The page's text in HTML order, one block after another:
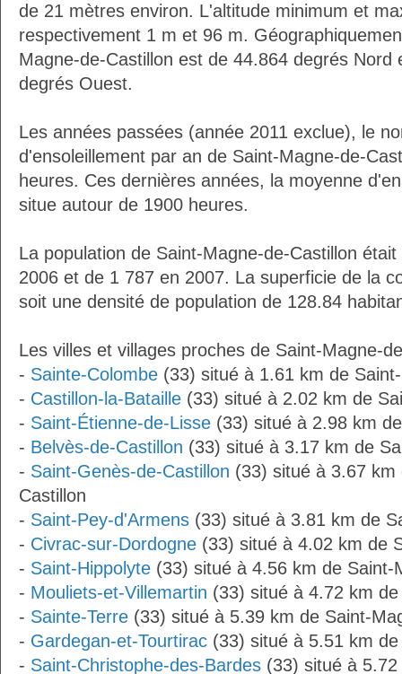
de 21 mètres environ. L'altitude minimum et
respectivement 1 m et 96 m.
Magne-de-Castillon est de 44.864 degrés Nord
degrés Ouest.
Les années passées (année 2011 exclue), le
d'ensoleillement par an de Saint-Magne-de-
heures. Ces dernières années, la moyenne
situe autour de 1900 heures.
La population de Saint-Magne-de-Castillon
2006 et de 1 787 en 2007. La superficie de la
soit une densité de population de 128.84
Les villes et villages proches de Saint-Magne-
- Sainte-Colombe (33) situé à 1.61 km de
- Castillon-la-Bataille (33) situé à 2.02 km de
- Saint-Étienne-de-Lisse (33) situé à 2.98 km
- Belvès-de-Castillon (33) situé à 3.17 km de
- Saint-Genès-de-Castillon (33) situé à 3.67
Castillon
- Saint-Pey-d'Armens (33) situé à 3.81 km de
- Civrac-sur-Dordogne (33) situé à 4.02 km de
- Saint-Hippolyte (33) situé à 4.56 km de Saint-
- Mouliets-et-Villemartin (33) situé à 4.72 km
- Sainte-Terre (33) situé à 5.39 km de Saint-
- Gardegan-et-Tourtirac (33) situé à 5.51 km
- Saint-Christophe-des-Bardes (33) situé à